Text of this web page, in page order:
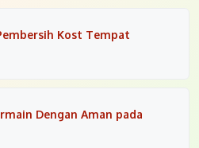
Kost Tempat
Dengan Aman pada